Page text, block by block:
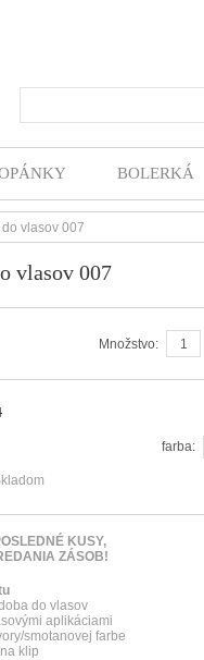
BOLERKÁ
vlasov 007
vlasov 007
Množstvo:
farba:
KUSY,
ZÁSOB!
do vlasov
aplikáciami
smotanovej farbe
klip